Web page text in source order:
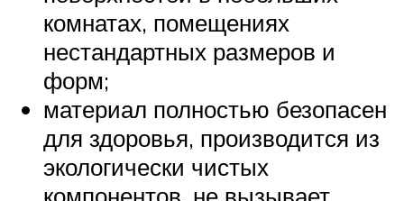
комнатах, помещениях
нестандартных размеров и
форм;
материал полностью безопасен
для здоровья, производится из
экологически чистых